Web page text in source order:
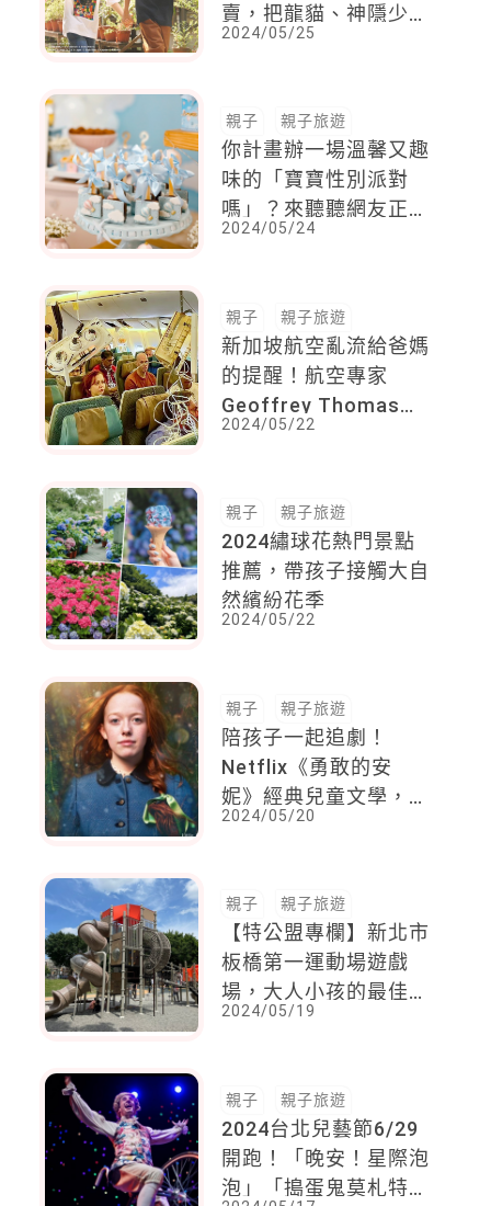
賣，把龍貓、神隱少
女、無臉男、機器人巨
2024/05/25
親子 親子旅遊
你計畫辦一場溫馨又趣
味的「寶寶性別派對
嗎」？來聽聽網友正反
兩極的分享吧！
2024/05/24
親子 親子旅遊
新加坡航空亂流給爸媽
的提醒！航空專家
Geoffrey Thomas：
乘客無論何時都應該做
2024/05/22
親子 親子旅遊
2024繡球花熱門景點
推薦，帶孩子接觸大自
然繽紛花季
2024/05/22
親子 親子旅遊
陪孩子一起追劇！
Netflix《勇敢的安
妮》經典兒童文學，也
是七八年級爸媽的童年
2024/05/20
親子 親子旅遊
【特公盟專欄】新北市
板橋第一運動場遊戲
場，大人小孩的最佳活
動場所
2024/05/19
親子 親子旅遊
2024台北兒藝節6/29
開跑！「晚安！星際泡
泡」「搗蛋鬼莫札特」